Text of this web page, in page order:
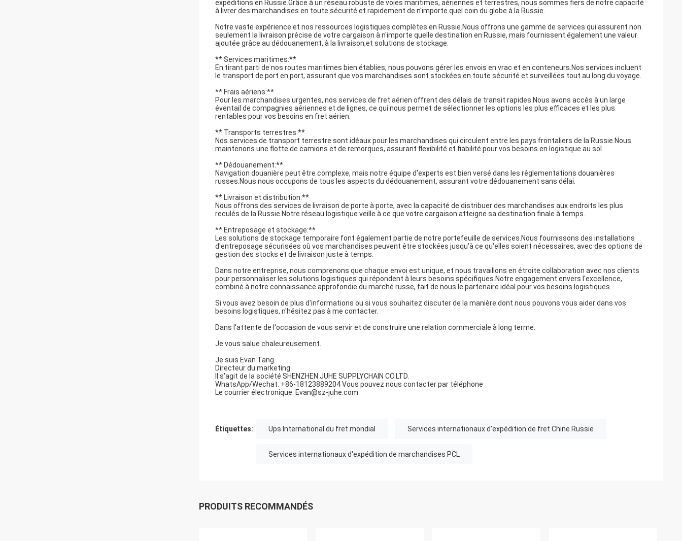
expéditions en Russie. Grâce à un réseau robuste de voies maritimes, aériennes et terrestres, nous sommes fiers de notre capacité
à livrer des marchandises en toute sécurité et rapidement de n'importe quel coin du globe à la Russie.
Notre vaste expérience et nos ressources logistiques complètes en Russie. Nous offrons une gamme de services qui assurent non
seulement la livraison précise de votre cargaison à n'importe quelle destination en Russie, mais fournissent également une valeur
ajoutée grâce au dédouanement, à la livraison,et solutions de stockage.
** Services maritimes:**
En tirant parti de nos routes maritimes bien établies, nous pouvons gérer les envois en vrac et en conteneurs. Nos services incluent
le transport de port en port, assurant que vos marchandises sont stockées en toute sécurité et surveillées tout au long du voyage.
** Frais aériens:**
Pour les marchandises urgentes, nos services de fret aérien offrent des délais de transit rapides. Nous avons accès à un large
éventail de compagnies aériennes et de lignes, ce qui nous permet de sélectionner les options les plus efficaces et les plus
rentables pour vos besoins en fret aérien.
** Transports terrestres:**
Nos services de transport terrestre sont idéaux pour les marchandises qui circulent entre les pays frontaliers de la Russie. Nous
maintenons une flotte de camions et de remorques, assurant flexibilité et fiabilité pour vos besoins en logistique au sol.
** Dédouanement:**
Navigation douanière peut être complexe, mais notre équipe d'experts est bien versé dans les réglementations douanières
russes. Nous nous occupons de tous les aspects du dédouanement, assurant votre dédouanement sans délai.
** Livraison et distribution:**
Nous offrons des services de livraison de porte à porte, avec la capacité de distribuer des marchandises aux endroits les plus
reculés de la Russie. Notre réseau logistique veille à ce que votre cargaison atteigne sa destination finale à temps.
** Entreposage et stockage:**
Les solutions de stockage temporaire font également partie de notre portefeuille de services. Nous fournissons des installations
d'entreposage sécurisées où vos marchandises peuvent être stockées jusqu'à ce qu'elles soient nécessaires, avec des options de
gestion des stocks et de livraison juste à temps.
Dans notre entreprise, nous comprenons que chaque envoi est unique, et nous travaillons en étroite collaboration avec nos clients
pour personnaliser les solutions logistiques qui répondent à leurs besoins spécifiques. Notre engagement envers l'excellence,
combiné à notre connaissance approfondie du marché russe, fait de nous le partenaire idéal pour vos besoins logistiques.
Si vous avez besoin de plus d'informations ou si vous souhaitez discuter de la manière dont nous pouvons vous aider dans vos
besoins logistiques, n'hésitez pas à me contacter.
Dans l'attente de l'occasion de vous servir et de construire une relation commerciale à long terme.
Je vous salue chaleureusement.
Je suis Evan Tang.
Directeur du marketing
Il s'agit de la société SHENZHEN JUHE SUPPLYCHAIN CO.LTD.
WhatsApp/Wechat: +86-18123889204 Vous pouvez nous contacter par téléphone
Le courrier électronique: Evan@sz-juhe.com
Étiquettes: Ups International du fret mondial Services internationaux d'expédition de fret Chine Russie
Services internationaux d'expédition de marchandises PCL
PRODUITS RECOMMANDÉS